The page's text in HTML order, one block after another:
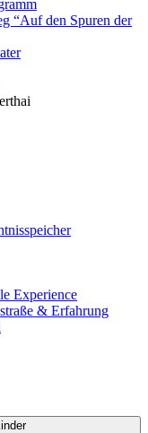
“Auf den Spuren der
Experience
& Erfahrung